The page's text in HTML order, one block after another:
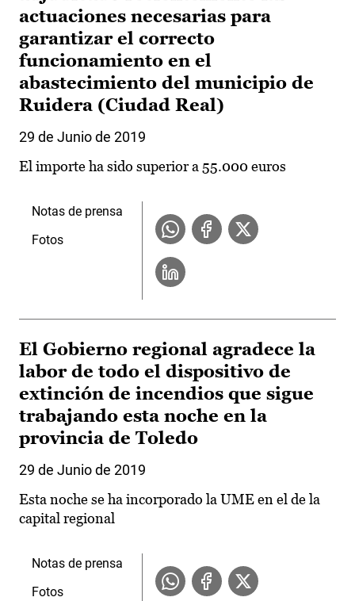
actuaciones necesarias para
garantizar el correcto
funcionamiento en el
abastecimiento del municipio de
Ruidera (Ciudad Real)
29 de Junio de 2019
El importe ha sido superior a 55.000 euros
Notas de prensa
Fotos
El Gobierno regional agradece la
labor de todo el dispositivo de
extinción de incendios que sigue
trabajando esta noche en la
provincia de Toledo
29 de Junio de 2019
Esta noche se ha incorporado la UME en el de la
capital regional
Notas de prensa
Fotos